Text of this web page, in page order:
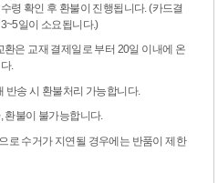
령 확인 후 환불이 진행됩니다. (카드결
일이 소요됩니다.)
은 교재 결제일로 부터 20일 이내에 온
.
반송 시 환불처리 가능합니다.
환불이 불가능합니다.
로 수거가 지연될 경우에는 반품이 제한